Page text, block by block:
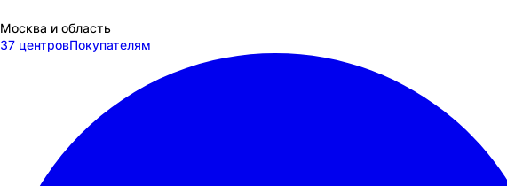
Москва и область
37 центровПокупателям